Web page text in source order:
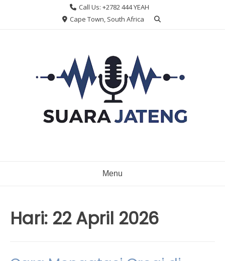
Call Us: +2782 444 YEAH
Cape Town, South Africa
Menu
Hari: 22 April 2026